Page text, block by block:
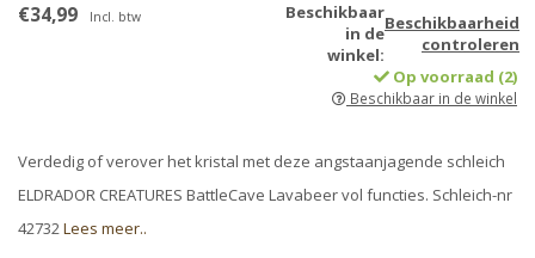
€34,99 Incl. btw
Beschikbaar
in de
winkel:
Beschikbaarheid
controleren
Op voorraad (2)
Beschikbaar in de winkel
Verdedig of verover het kristal met deze angstaanjagende schleich
ELDRADOR CREATURES BattleCave Lavabeer vol functies. Schleich-nr
42732Lees meer..